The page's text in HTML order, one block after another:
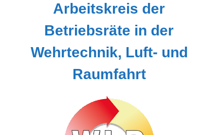
Arbeitskreis der
Betriebsräte in der
Wehrtechnik, Luft- und
Raumfahrt